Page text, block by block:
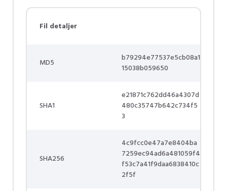
Fil detaljer
MD5
b79294e77537e5cb08a1
15038b059650
SHA1
e21871c762dd46a4307d
480c35747b642c734f5
3
SHA256
4c9fcc0e47a7e8404ba
7259ec94ad6a481059f4
f53c7a41f9daa6838410c
2f5f